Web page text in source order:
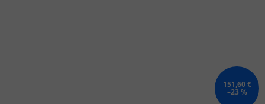
151,60 €
–23 %